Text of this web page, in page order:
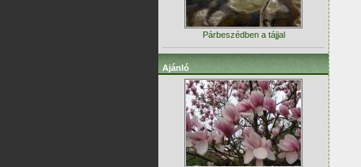
Párbeszédben a tájjal
Ajánló